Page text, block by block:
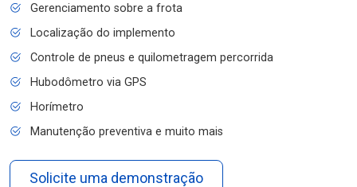
Gerenciamento sobre a frota
Localização do implemento
Controle de pneus e quilometragem percorrida
Hubodômetro via GPS
Horímetro
Manutenção preventiva e muito mais
Solicite uma demonstração